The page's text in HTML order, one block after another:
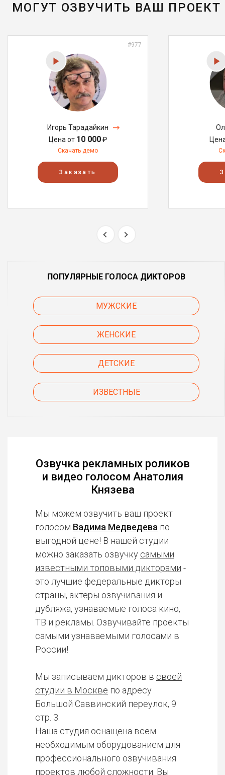
МОГУТ ОЗВУЧИТЬ ВАШ ПРОЕКТ
#977
Игорь Тарадайкин
Цена от 10 000₽
Скачать демо
Заказать
ПОПУЛЯРНЫЕ ГОЛОСА ДИКТОРОВ
МУЖСКИЕ
ЖЕНСКИЕ
ДЕТСКИЕ
ИЗВЕСТНЫЕ
Озвучка рекламных роликов
и видео голосом Анатолия
Князева
Мы можем озвучить ваш проект
голосом Вадима Медведева по
выгодной цене! В нашей студии
можно заказать озвучку самыми
известными топовыми дикторами -
это лучшие федеральные дикторы
страны, актеры озвучивания и
дубляжа, узнаваемые голоса кино,
ТВ и рекламы. Озвучивайте проекты
самыми узнаваемыми голосами в
России!
Мы записываем дикторов в своей
студии в Москве по адресу
Большой Саввинский переулок, 9
стр. 3.
Наша студия оснащена всем
необходимым оборудованием для
профессионального озвучивания
проектов любой сложности. Вы